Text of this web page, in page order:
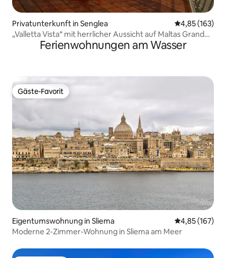
Privatunterkunft in Senglea
4,85 (163)
„Valletta Vista“ mit herrlicher Aussicht auf Maltas Grand
HarbourFerienwohnungen am Wasser
Gäste-Favorit
Gäste-Favorit
Eigentumswohnung in Sliema
4,85 (167)
Moderne 2-Zimmer-Wohnung in Sliema am Meer